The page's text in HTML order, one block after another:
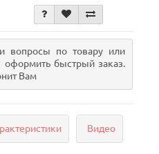
вопросы по товару или
быстрый заказ.
Вам
Видео